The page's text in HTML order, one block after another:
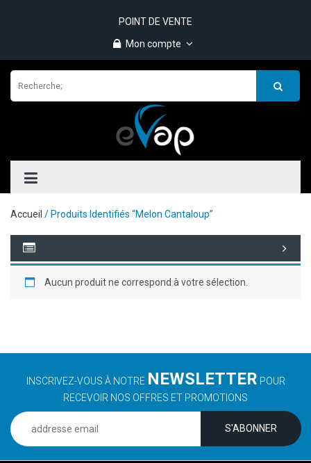
POINT DE VENTE
Mon compte
Accueil / Produits Identifiés “melon Cantaloup”
Aucun produit ne correspond à votre sélection.
INSCRIVEZ-VOUS À NOTRE NEWSLETTER POUR
RECEVOIR NOS OFFRES ET PROMOTIONS